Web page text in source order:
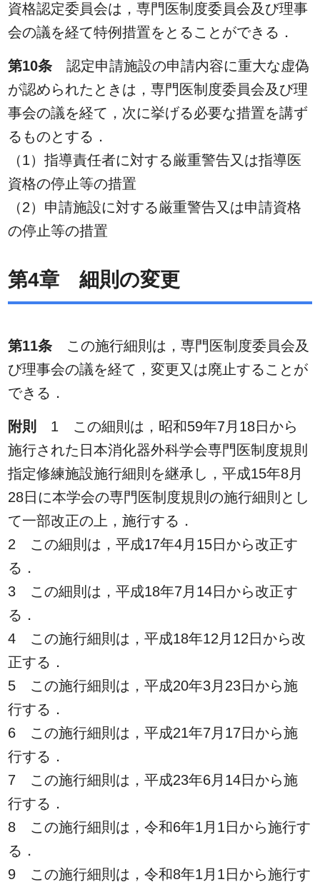
資格認定委員会は，専門医制度委員会及び理事
会の議を経て特例措置をとることができる．
第10条 認定申請施設の申請内容に重大な虚偽
が認められたときは，専門医制度委員会及び理
事会の議を経て，次に挙げる必要な措置を講ず
るものとする．
（1）指導責任者に対する厳重警告又は指導医
資格の停止等の措置
（2）申請施設に対する厳重警告又は申請資格
の停止等の措置
第4章 細則の変更
第11条 この施行細則は，専門医制度委員会及
び理事会の議を経て，変更又は廃止することが
できる．
附則
1 この細則は，昭和59年7月18日から
施行された日本消化器外科学会専門医制度規則
指定修練施設施行細則を継承し，平成15年8月
28日に本学会の専門医制度規則の施行細則とし
て一部改正の上，施行する．
2 この細則は，平成17年4月15日から改正す
る．
3 この細則は，平成18年7月14日から改正す
る．
4 この施行細則は，平成18年12月12日から改
正する．
5 この施行細則は，平成20年3月23日から施
行する．
6 この施行細則は，平成21年7月17日から施
行する．
7 この施行細則は，平成23年6月14日から施
行する．
8 この施行細則は，令和6年1月1日から施行す
る．
9 この施行細則は，令和8年1月1日から施行す